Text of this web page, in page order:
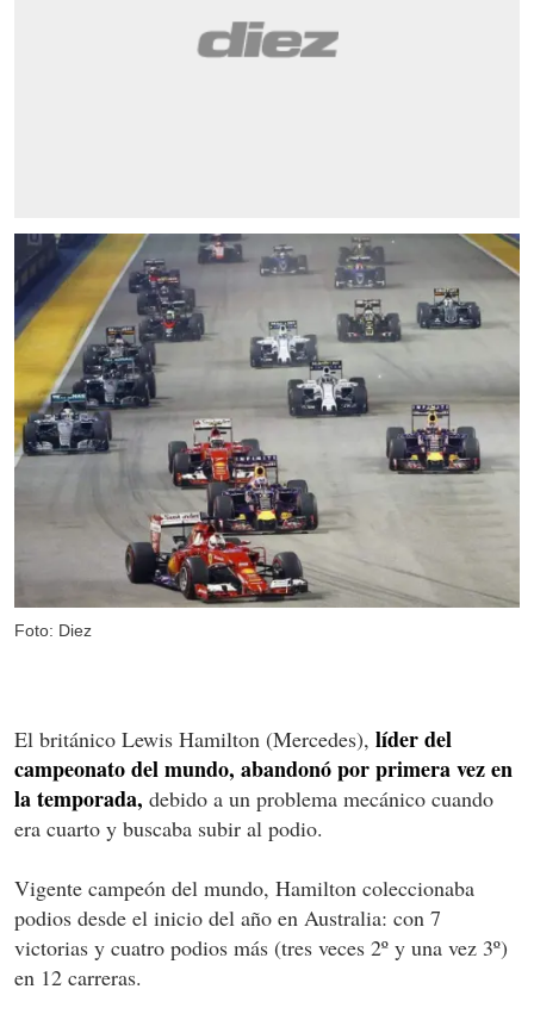
Foto: Diez
El británico Lewis Hamilton (Mercedes), líder del
campeonato del mundo, abandonó por primera vez en
la temporada, debido a un problema mecánico cuando
era cuarto y buscaba subir al podio.
Vigente campeón del mundo, Hamilton coleccionaba
podios desde el inicio del año en Australia: con 7
victorias y cuatro podios más (tres veces 2º y una vez 3º)
en 12 carreras.